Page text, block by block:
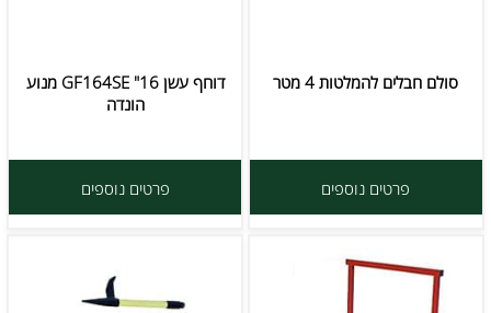
סולם חבלים להמלטות 4 מטר
פרטים נוספים
דוחף עשן 16" GF164SE מנוע
הונדה
פרטים נוספים